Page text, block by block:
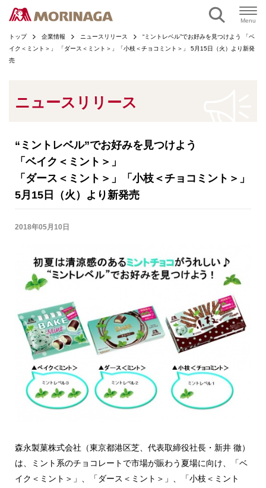
Menu
トップ 企業情報 ニュースリリース
“ミントレベル”でお好みを見つけよう 「ベ
イク＜ミント＞」 「ダース＜ミント＞」「小枝＜チョコミント＞」 5月15日（火）より新発
売
ニュースリリース
“ミントレベル”でお好みを見つけよう
「ベイク＜ミント＞」
「ダース＜ミント＞」「小枝＜チョコミント＞」
5月15日（火）より新発売
2018年05月10日
森永製菓株式会社（東京都港区芝、代表取締役社長・新井 徹）
は、ミント系のチョコレートで市場が賑わう夏場に向け、「ベ
イク＜ミント＞」、「ダース＜ミント＞」、「小枝＜ミント